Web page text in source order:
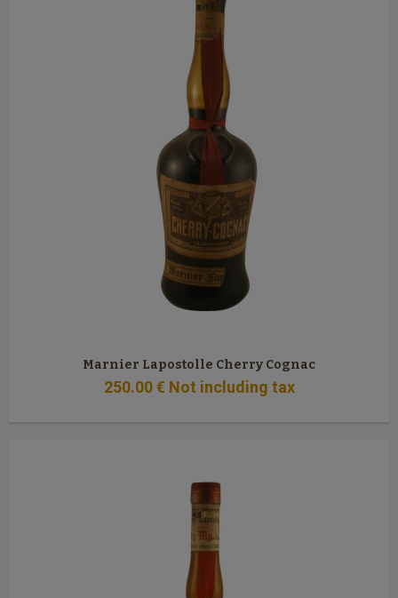
Marnier Lapostolle Cherry Cognac
250.00 € Not including tax